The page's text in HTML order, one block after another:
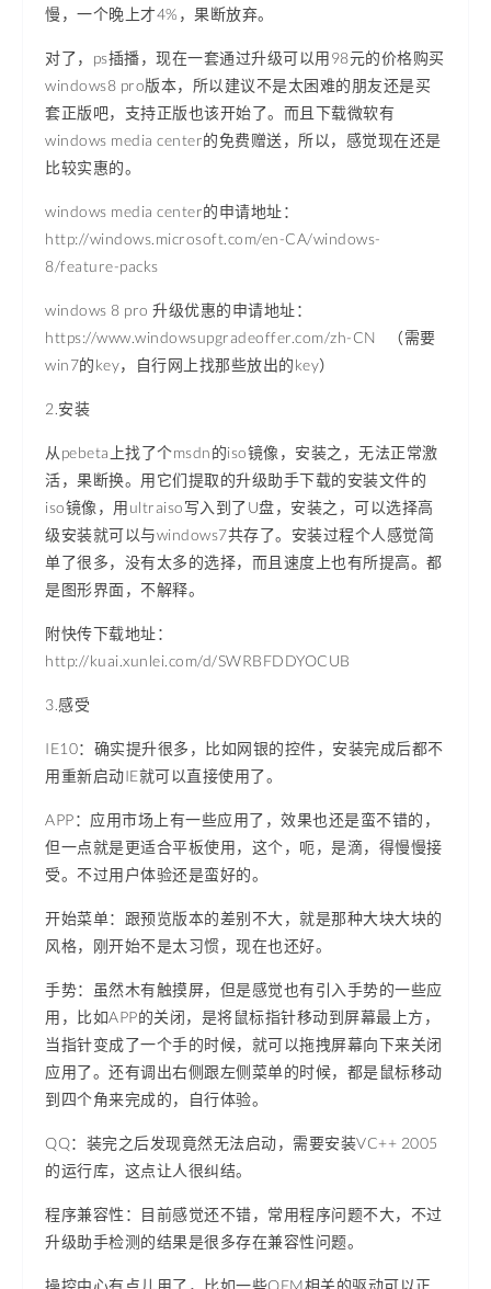
慢，一个晚上才4%，果断放弃。
对了，ps插播，现在一套通过升级可以用98元的价格购买
windows8 pro版本，所以建议不是太困难的朋友还是买
套正版吧，支持正版也该开始了。而且下载微软有
windows media center的免费赠送，所以，感觉现在还是
比较实惠的。
windows media center的申请地址：
http://windows.microsoft.com/en-CA/windows-
8/feature-packs
windows 8 pro 升级优惠的申请地址：
https://www.windowsupgradeoffer.com/zh-CN （需要
win7的key，自行网上找那些放出的key）
2.安装
从pebeta上找了个msdn的iso镜像，安装之，无法正常激
活，果断换。用它们提取的升级助手下载的安装文件的
iso镜像，用ultraiso写入到了U盘，安装之，可以选择高
级安装就可以与windows7共存了。安装过程个人感觉简
单了很多，没有太多的选择，而且速度上也有所提高。都
是图形界面，不解释。
附快传下载地址：
http://kuai.xunlei.com/d/SWRBFDDYOCUB
3.感受
IE10：确实提升很多，比如网银的控件，安装完成后都不
用重新启动IE就可以直接使用了。
APP：应用市场上有一些应用了，效果也还是蛮不错的，
但一点就是更适合平板使用，这个，呃，是滴，得慢慢接
受。不过用户体验还是蛮好的。
开始菜单：跟预览版本的差别不大，就是那种大块大块的
风格，刚开始不是太习惯，现在也还好。
手势：虽然木有触摸屏，但是感觉也有引入手势的一些应
用，比如APP的关闭，是将鼠标指针移动到屏幕最上方，
当指针变成了一个手的时候，就可以拖拽屏幕向下来关闭
应用了。还有调出右侧跟左侧菜单的时候，都是鼠标移动
到四个角来完成的，自行体验。
QQ：装完之后发现竟然无法启动，需要安装VC++ 2005
的运行库，这点让人很纠结。
程序兼容性：目前感觉还不错，常用程序问题不大，不过
升级助手检测的结果是很多存在兼容性问题。
操控中心有点儿用了，比如一些OEM相关的驱动可以正